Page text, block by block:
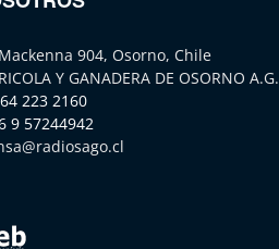
904, Osorno, Chile
Y GANADERA DE OSORNO A.G.
223 2160
9 57244942